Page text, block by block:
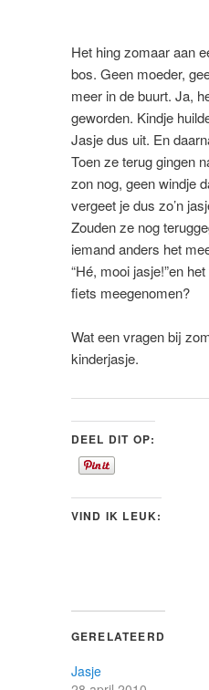
Het hing zomaar aan
bos. Geen moeder,
meer in de buurt. Ja,
geworden. Kindje
Jasje dus uit. En
Toen ze terug gingen
zon nog, geen windje
vergeet je dus zo’n
Zouden ze nog
iemand anders het
“Hé, mooi jasje!”en
fiets meegenomen?
Wat een vragen bij
kinderjasje.
DEEL DIT OP:
VIND IK LEUK:
GERELATEERD
Jasje